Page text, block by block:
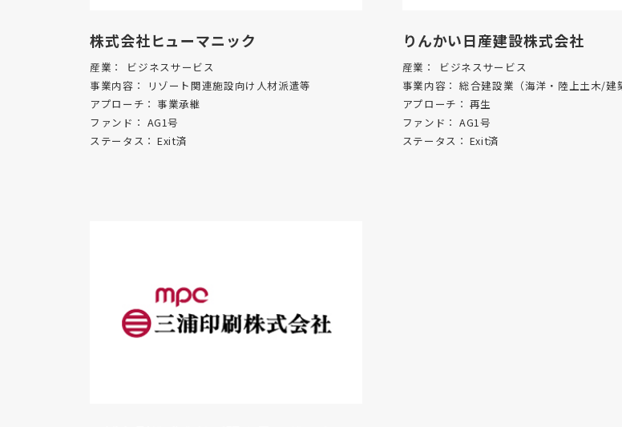
株式会社ヒューマニック
産業：
ビジネスサービス
事業内容：
リゾート関連施設向け人材派遣等
アプローチ： 事業承継
ファンド： AG1号
ステータス： Exit済
りんかい日産建設株式会社
産業：
ビジネスサービス
事業内容： 総合建設業（海洋・陸上土木/建
アプローチ： 再生
ファンド： AG1号
ステータス： Exit済